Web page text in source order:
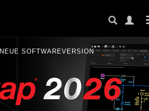
NEUE SOFTWAREVERSION